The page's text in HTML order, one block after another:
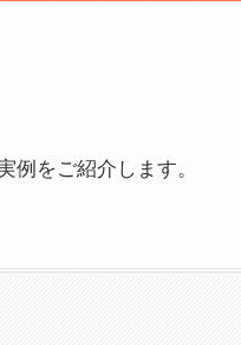
をご紹介します。